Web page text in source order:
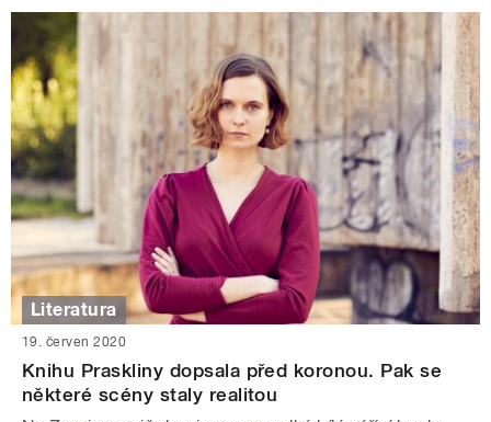
Literatura
19. červen 2020
Knihu Praskliny dopsala před koronou. Pak se
některé scény staly realitou